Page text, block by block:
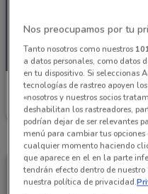
Costco
Caduca el 07/09
Nos preocupamos por tu
Tanto nosotros como nuestros
a datos personales, como datos
en tu dispositivo. Si seleccionas
tecnologías de rastreo apoyen
«nosotros y nuestros socios
deshabilitan los rastreadores,
podrían dejar de ser relevantes
menú para cambiar tus
cualquier momento haciendo
que aparece en el en la parte
tendrán efecto dentro de
nuestra política de privacidad.